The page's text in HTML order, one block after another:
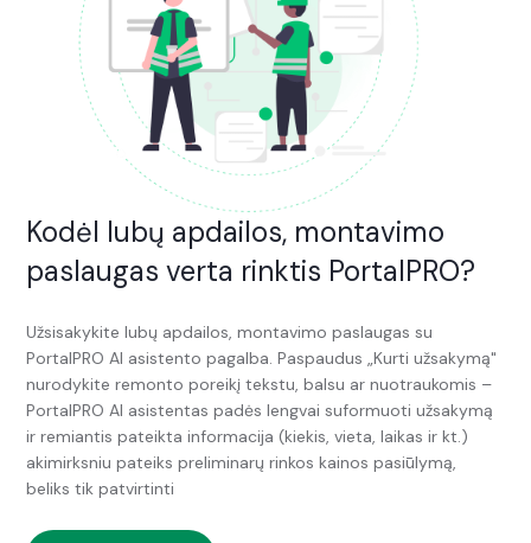
Kodėl lubų apdailos, montavimo
paslaugas verta rinktis PortalPRO?
Užsisakykite lubų apdailos, montavimo paslaugas su
PortalPRO AI asistento pagalba. Paspaudus „Kurti užsakymą"
nurodykite remonto poreikį tekstu, balsu ar nuotraukomis –
PortalPRO AI asistentas padės lengvai suformuoti užsakymą
ir remiantis pateikta informacija (kiekis, vieta, laikas ir kt.)
akimirksniu pateiks preliminarų rinkos kainos pasiūlymą,
beliks tik patvirtinti